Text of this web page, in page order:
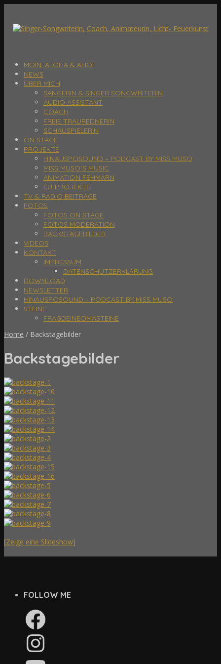
MOIN, ALOHA & AHOI
NEWS
ÜBER MICH
SÄNGERIN & SINGER SONGWRITERIN
AUDIO ASSISTANT
COACH
FREIE TRAUREDNERIN
SCHAUSPIELERIN
ON STAGE
PROJEKTE
HINAUSPOSOUND – PODCAST BY MISS MUSO
MISS MUSO´S MUSIC
ANIMATION FEHMARN
EU-PROJEKTE
TV & RADIO BEITRÄGE
FOTOS
FOTOS ON STAGE
FOTOS MODERATION
BACKSTAGEBILDER
VIDEOS
KONTAKT
IMPRESSUM
DATENSCHUTZERKLÄRUNG
DOWNLOAD
NEWSLETTER
HINAUSPOSOUND – PODCAST BY MISS MUSO
STEINE
FRAGDEINEOMASTEINE
Home / Backstagebilder
Backstagebilder
[Zeige eine Slideshow]
FOLLOW ME
Facebook
Instagram
YouTube